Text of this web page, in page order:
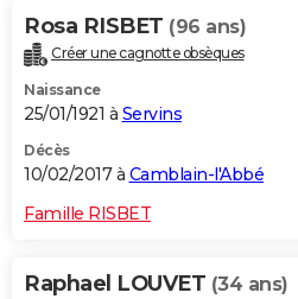
Rosa RISBET (96 ans)
Créer une cagnotte obsèques
Naissance
25/01/1921 à Servins
Décès
10/02/2017 à Camblain-l'Abbé
Famille RISBET
Raphael LOUVET (34 ans)